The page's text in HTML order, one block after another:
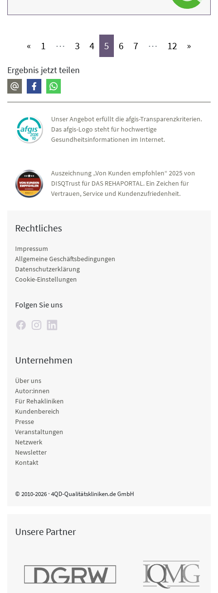
« 1 (aktiv)
⋯ 3 (aktiv)
4(aktiv)
5 (aktiv)
6 (aktiv)
7(aktiv)
⋯ 12 (aktiv)
»
Ergebnis jetzt teilen
Unser Angebot erfüllt die afgis-Transparenzkriterien.
Das afgis-Logo steht für hochwertige
Gesundheitsinformationen im Internet.
Auszeichnung „Von Kunden empfohlen“ 2025 von
DISQTrust für DAS REHAPORTAL. Ein Zeichen für
Vertrauen, Service und Kundenzufriedenheit.
Rechtliches
Impressum
Allgemeine Geschäftsbedingungen
Datenschutzerklärung
Cookie-Einstellungen
Folgen Sie uns
Unternehmen
Über uns
Autor:innen
Für Rehakliniken
Kundenbereich
Presse
Veranstaltungen
Netzwerk
Newsletter
Kontakt
© 2010-2026 · 4QD-Qualitätskliniken.de GmbH
Unsere Partner